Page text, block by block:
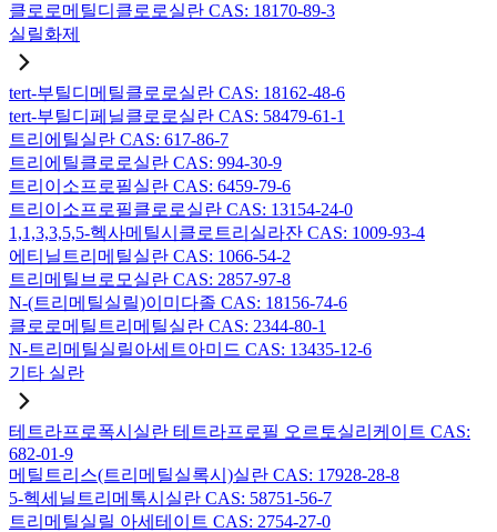
클로로메틸디클로로실란 CAS: 18170-89-3
실릴화제
tert-부틸디메틸클로로실란 CAS: 18162-48-6
tert-부틸디페닐클로로실란 CAS: 58479-61-1
트리에틸실란 CAS: 617-86-7
트리에틸클로로실란 CAS: 994-30-9
트리이소프로필실란 CAS: 6459-79-6
트리이소프로필클로로실란 CAS: 13154-24-0
1,1,3,3,5,5-헥사메틸시클로트리실라잔 CAS: 1009-93-4
에티닐트리메틸실란 CAS: 1066-54-2
트리메틸브로모실란 CAS: 2857-97-8
N-(트리메틸실릴)이미다졸 CAS: 18156-74-6
클로로메틸트리메틸실란 CAS: 2344-80-1
N-트리메틸실릴아세트아미드 CAS: 13435-12-6
기타 실란
테트라프로폭시실란 테트라프로필 오르토실리케이트 CAS:
682-01-9
메틸트리스(트리메틸실록시)실란 CAS: 17928-28-8
5-헥세닐트리메톡시실란 CAS: 58751-56-7
트리메틸실릴 아세테이트 CAS: 2754-27-0